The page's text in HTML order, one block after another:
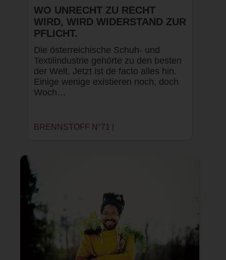
WO UNRECHT ZU RECHT
WIRD, WIRD WIDERSTAND ZUR
PFLICHT.
Die österreichische Schuh- und
Textilindustrie gehörte zu den besten
der Welt. Jetzt ist de facto alles hin.
Einige wenige existieren noch, doch
Woch…
BRENNSTOFF N°71 |